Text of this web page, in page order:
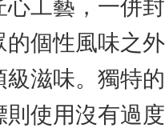
心工藝，一併
的個性風味之
級滋味。獨特
則使用沒有過